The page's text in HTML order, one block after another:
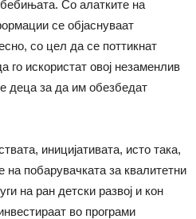
Со алатките на
се објаснуваат
со цел да се поттикнат
го искористат овој незаменлив
деца за да им обезбедат
иницијативата, исто така,
побарувачката за квалитетни
на ран детски развој и кон
во програми